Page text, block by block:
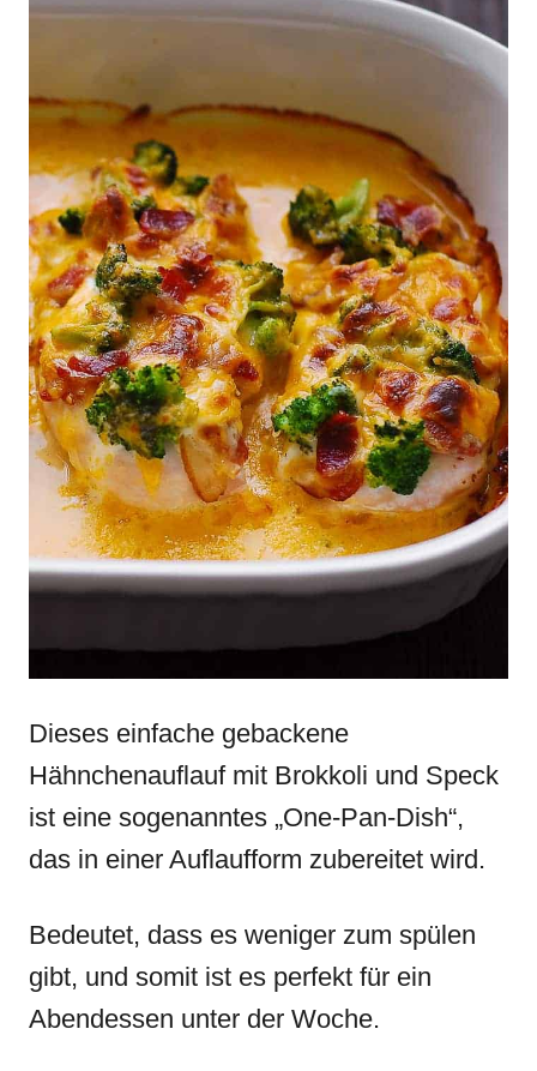
Dieses einfache gebackene
Hähnchenauflauf mit Brokkoli und Speck
ist eine sogenanntes „One-Pan-Dish“,
das in einer Auflaufform zubereitet wird.
Bedeutet, dass es weniger zum spülen
gibt, und somit ist es perfekt für ein
Abendessen unter der Woche.